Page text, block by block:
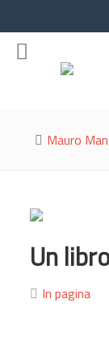
Mauro
Un
In pagina